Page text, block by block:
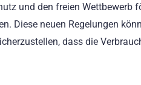
und den freien
Diese neuen Regelungen
dass die